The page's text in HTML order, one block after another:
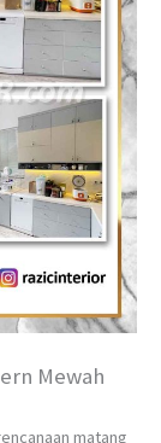
Mewah
matang